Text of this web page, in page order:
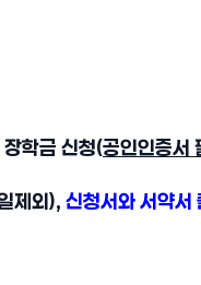
학금 신청(공인인증서
제외), 신청서와 서약서